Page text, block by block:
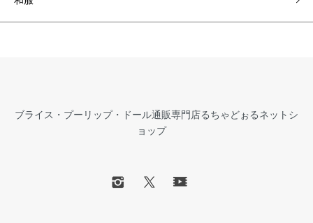
ブライス・プーリップ・ドール通販専門店るちゃどぉるネットシ
ョップ